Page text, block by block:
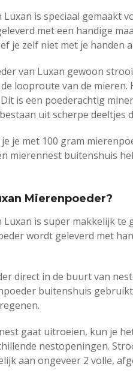
is speciaal gemaakt
met een handige
je zelf niet met je handen
van Luxan gewoon
looproute van de
is een poederachtig
uit scherpe
je met 100 gram
mierennest buitenshuis
Mierenpoeder?
Luxan is super makkelijk
wordt geleverd met
direct in de buurt van
buitenshuis
gaat uitroeien, kun je
nestopeningen.
aan ongeveer 2 volle,